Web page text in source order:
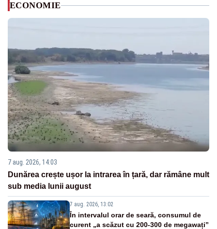
ECONOMIE
7 aug. 2026, 14:03
Dunărea crește ușor la intrarea în țară, dar rămâne mult
sub media lunii august
7 aug. 2026, 13:02
În intervalul orar de seară, consumul de
curent „a scăzut cu 200-300 de megawați”